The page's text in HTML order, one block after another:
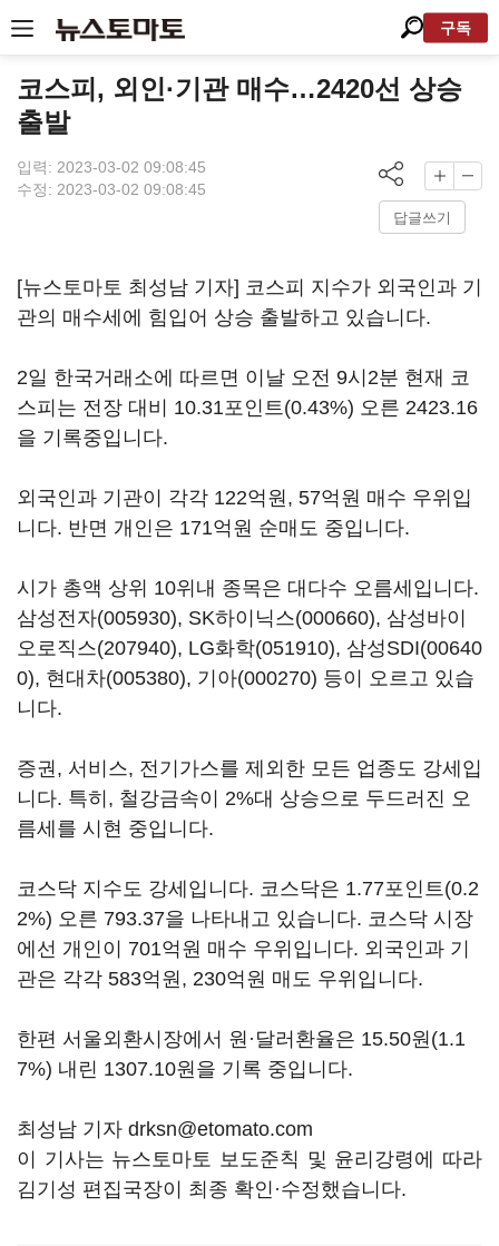
구독
코스피, 외인·기관 매수…2420선 상승
출발
입력: 2023-03-02 09:08:45
수정: 2023-03-02 09:08:45
답글쓰기
[뉴스토마토 최성남 기자] 코스피 지수가 외국인과 기
관의 매수세에 힘입어 상승 출발하고 있습니다.
2일 한국거래소에 따르면 이날 오전 9시2분 현재 코
스피는 전장 대비 10.31포인트(0.43%) 오른 2423.16
을 기록중입니다.
외국인과 기관이 각각 122억원, 57억원 매수 우위입
니다. 반면 개인은 171억원 순매도 중입니다.
시가 총액 상위 10위내 종목은 대다수 오름세입니다.
삼성전자(005930), SK하이닉스(000660), 삼성바이
오로직스(207940), LG화학(051910), 삼성SDI(00640
0), 현대차(005380), 기아(000270) 등이 오르고 있습
니다.
증권, 서비스, 전기가스를 제외한 모든 업종도 강세입
니다. 특히, 철강금속이 2%대 상승으로 두드러진 오
름세를 시현 중입니다.
코스닥 지수도 강세입니다. 코스닥은 1.77포인트(0.2
2%) 오른 793.37을 나타내고 있습니다. 코스닥 시장
에선 개인이 701억원 매수 우위입니다. 외국인과 기
관은 각각 583억원, 230억원 매도 우위입니다.
한편 서울외환시장에서 원·달러환율은 15.50원(1.1
7%) 내린 1307.10원을 기록 중입니다.
최성남 기자 drksn@etomato.com
이 기사는 뉴스토마토 보도준칙 및 윤리강령에 따라
김기성 편집국장이 최종 확인·수정했습니다.